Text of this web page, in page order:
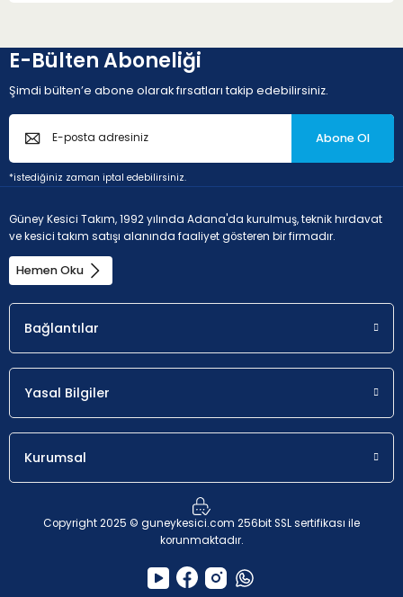
E-Bülten Aboneliği
Şimdi bülten’e abone olarak fırsatları takip edebilirsiniz.
Abone Ol
*istediğiniz zaman iptal edebilirsiniz.
Güney Kesici Takım, 1992 yılında Adana'da kurulmuş, teknik hırdavat
ve kesici takım satışı alanında faaliyet gösteren bir firmadır.
Hemen Oku
Bağlantılar
Yasal Bilgiler
Kurumsal
Copyright 2025 © guneykesici.com 256bit SSL sertifikası ile
korunmaktadır.